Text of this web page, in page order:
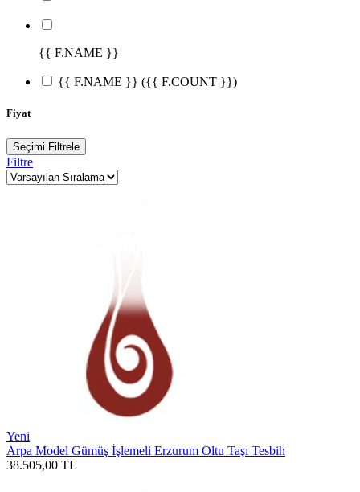
{{ F.NAME }}
{{ F.NAME }} ({{ F.COUNT }})
Fiyat
Seçimi Filtrele
Filtre
Yeni
Arpa Model Gümüş İşlemeli Erzurum Oltu Taşı Tesbih
38.505,00 TL